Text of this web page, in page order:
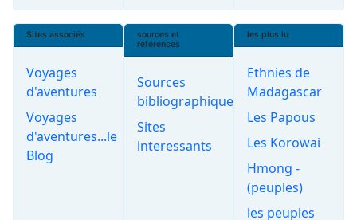
Sites associés
Voyages
d'aventures
Voyages
d'aventures...le
Blog
sources et
références
Sources
bibliographiques
Sites
interessants
les plus lu
Ethnies de
Madagascar
Les Papous
Les Korowai
Hmong -
(peuples)
les peuples